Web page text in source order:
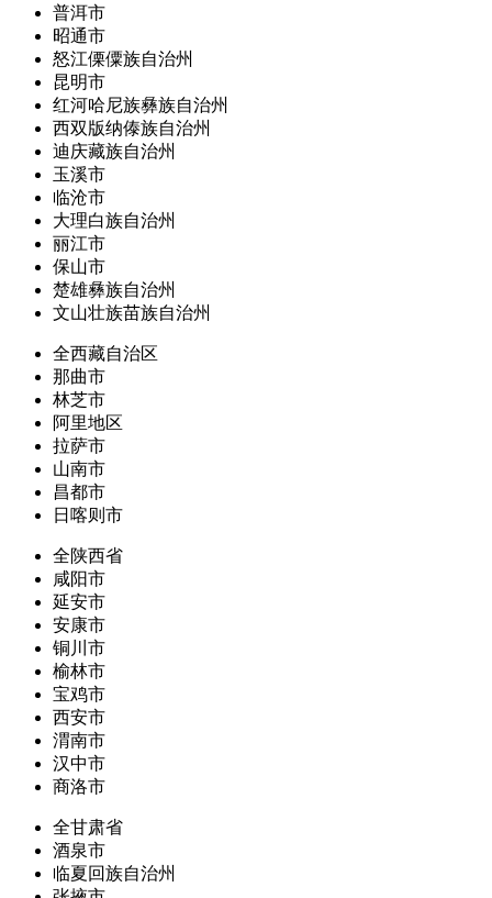
普洱市
昭通市
怒江傈僳族自治州
昆明市
红河哈尼族彝族自治州
西双版纳傣族自治州
迪庆藏族自治州
玉溪市
临沧市
大理白族自治州
丽江市
保山市
楚雄彝族自治州
文山壮族苗族自治州
全西藏自治区
那曲市
林芝市
阿里地区
拉萨市
山南市
昌都市
日喀则市
全陕西省
咸阳市
延安市
安康市
铜川市
榆林市
宝鸡市
西安市
渭南市
汉中市
商洛市
全甘肃省
酒泉市
临夏回族自治州